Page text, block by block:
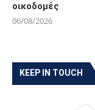
οικοδομές
06/08/2026
KEEP IN TOUCH